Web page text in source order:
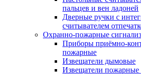
пальцев и вен ладоней
Дверные ручки с
считывателем
Охранно-пожарные
Приборы приёмно-
пожарные
Извещатели дымовые
Извещатели пожарные